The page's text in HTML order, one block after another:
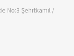
No:3 Şehitkamil /